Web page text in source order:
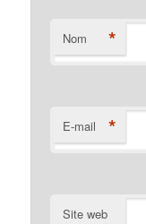
Nom *
E-mail *
Site web